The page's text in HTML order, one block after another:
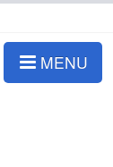
MENU